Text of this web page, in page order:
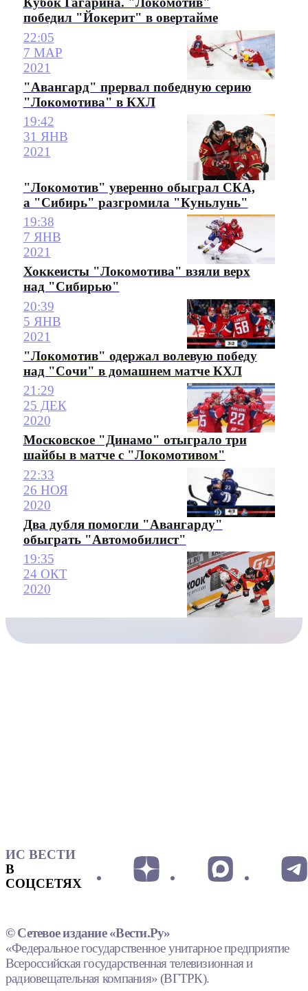
победил "Йокерит" в овертайме
22:05
7 МАР
2021
"Авангард" прервал победную серию
"Локомотива" в КХЛ
19:42
31 ЯНВ
2021
"Локомотив" уверенно обыграл СКА,
а "Сибирь" разгромила "Куньлунь"
19:38
7 ЯНВ
2021
Хоккеисты "Локомотива" взяли верх
над "Сибирью"
20:39
5 ЯНВ
2021
"Локомотив" одержал волевую победу
над "Сочи" в домашнем матче КХЛ
21:29
25 ДЕК
2020
Московское "Динамо" отыграло три
шайбы в матче с "Локомотивом"
22:33
26 НОЯ
2020
Два дубля помогли "Авангарду"
обыграть "Автомобилист"
19:35
24 ОКТ
2020
ИС ВЕСТИ
В
СОЦСЕТЯХ
© Сетевое издание «Вести.Ру»
«Федеральное государственное унитарное предприятие
Всероссийская государственная телевизионная и
радиовещательная компания» (ВГТРК).